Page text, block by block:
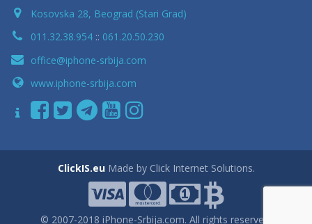
Kosovska 28, Beograd (Stari Grad)
011.32.38.954 :: 061.20.50.230
office@iphone-srbija.com
www.iphone-srbija.com
ClickIS.euMade by Click Internet Solutions.
© 2007-2018 iPhone-Srbija.com. All rights reserved.